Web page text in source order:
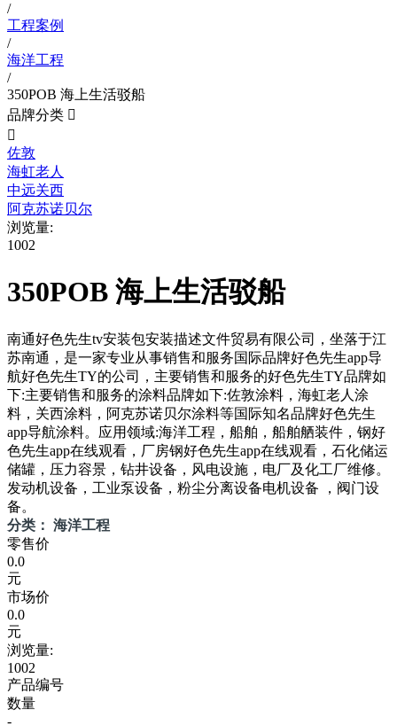
/
工程案例
/
海洋工程
/
350POB 海上生活驳船
品牌分类 

佐敦
海虹老人
中远关西
阿克苏诺贝尔
浏览量:
1002
350POB 海上生活驳船
南通好色先生tv安装包安装描述文件贸易有限公司，坐落于江
苏南通，是一家专业从事销售和服务国际品牌好色先生app导
航好色先生TY的公司，主要销售和服务的好色先生TY品牌如
下:主要销售和服务的涂料品牌如下:佐敦涂料，海虹老人涂
料，关西涂料，阿克苏诺贝尔涂料等国际知名品牌好色先生
app导航涂料。应用领域:海洋工程，船舶，船舶舾装件，钢好
色先生app在线观看，厂房钢好色先生app在线观看，石化储运
储罐，压力容景，钻井设备，风电设施，电厂及化工厂维修。
发动机设备，工业泵设备，粉尘分离设备电机设备 ，阀门设
备。
分类： 海洋工程
零售价
0.0
元
市场价
0.0
元
浏览量:
1002
产品编号
数量
-